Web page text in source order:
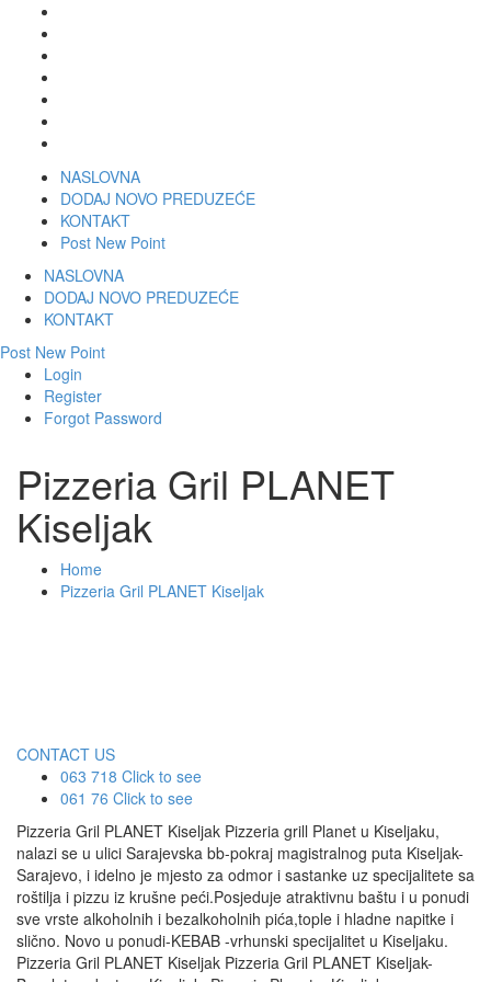
NASLOVNA
DODAJ NOVO PREDUZEĆE
KONTAKT
Post New Point
NASLOVNA
DODAJ NOVO PREDUZEĆE
KONTAKT
Post New Point
Login
Register
Forgot Password
Pizzeria Gril PLANET
Kiseljak
Home
Pizzeria Gril PLANET Kiseljak
CONTACT US
063 718 Click to see
061 76 Click to see
Pizzeria Gril PLANET Kiseljak Pizzeria grill Planet u Kiseljaku,
nalazi se u ulici Sarajevska bb-pokraj magistralnog puta Kiseljak-
Sarajevo, i idelno je mjesto za odmor i sastanke uz specijalitete sa
roštilja i pizzu iz krušne peći.Posjeduje atraktivnu baštu i u ponudi
sve vrste alkoholnih i bezalkoholnih pića,tople i hladne napitke i
slično. Novo u ponudi-KEBAB -vrhunski specijalitet u Kiseljaku.
Pizzeria Gril PLANET Kiseljak Pizzeria Gril PLANET Kiseljak-